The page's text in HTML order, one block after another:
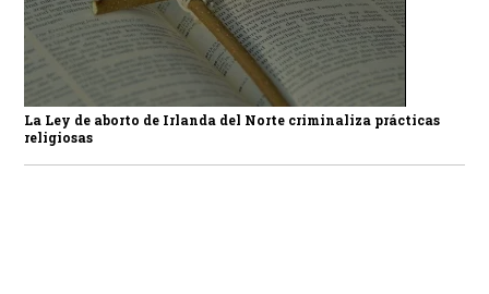
La Ley de aborto de Irlanda del Norte criminaliza prácticas
religiosas